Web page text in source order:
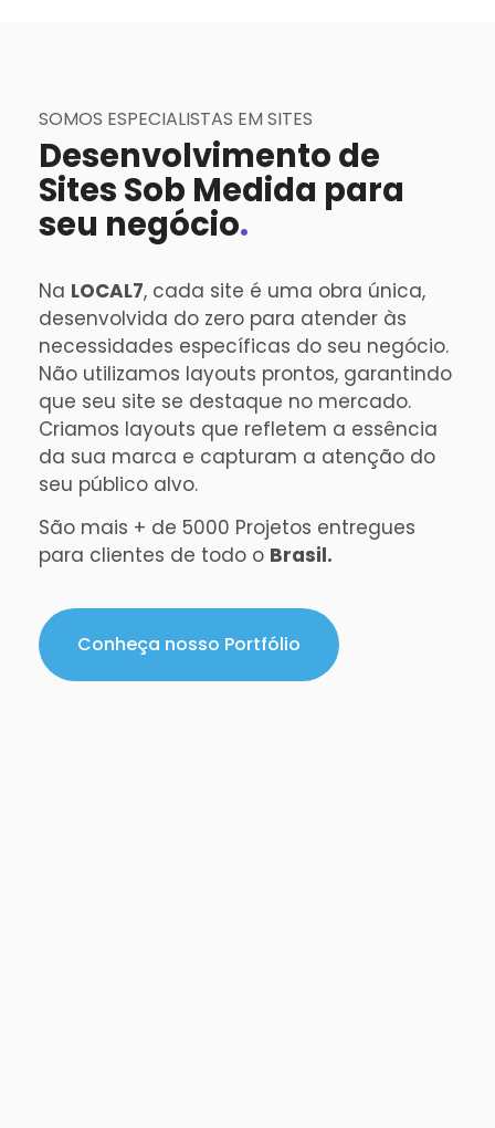
SOMOS ESPECIALISTAS EM SITES
Desenvolvimento de
Sites Sob Medida para
seu negócio.
Na LOCAL7, cada site é uma obra única,
desenvolvida do zero para atender às
necessidades específicas do seu negócio.
Não utilizamos layouts prontos, garantindo
que seu site se destaque no mercado.
Criamos layouts que refletem a essência
da sua marca e capturam a atenção do
seu público alvo.
São mais + de 5000 Projetos entregues
para clientes de todo o Brasil.
Conheça nosso Portfólio